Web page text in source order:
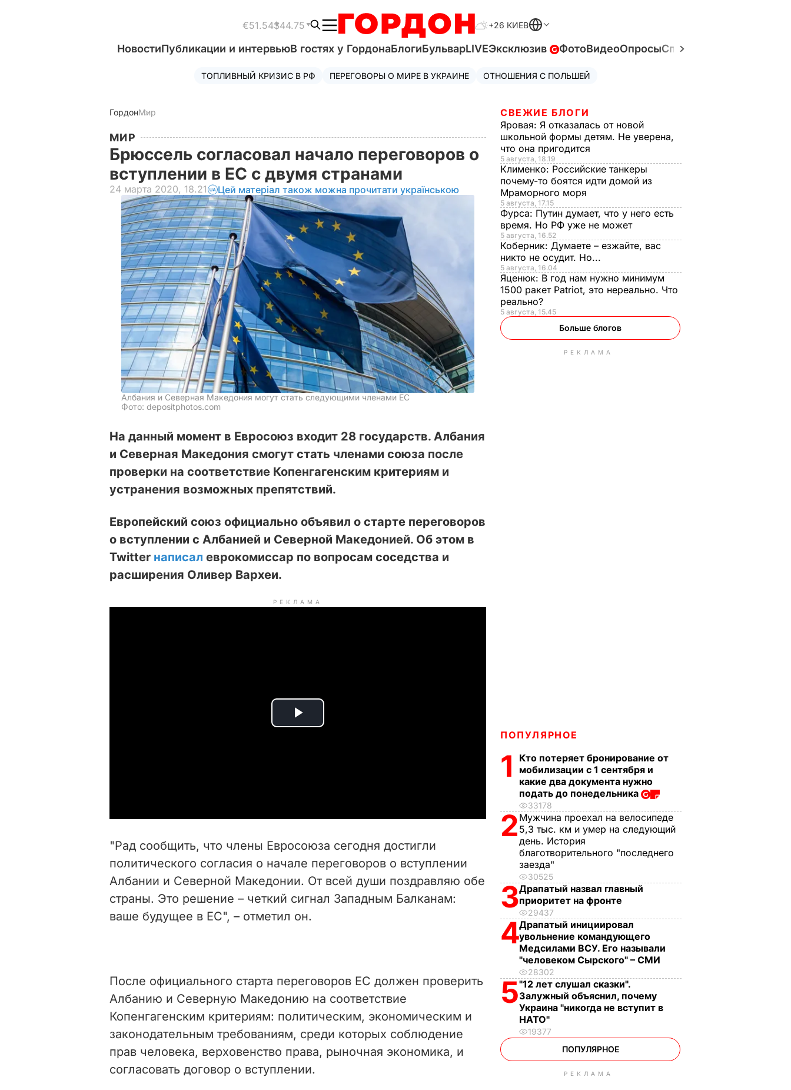
€51.54$44.75 +26 КИЕВ
НовостиПубликации и интервьюВ гостях у ГордонаБлогиБульварLIVEЭксклюзив ФотоВидеоОпросыСпецпроекты
ТОПЛИВНЫЙ КРИЗИС В РФ ПЕРЕГОВОРЫ О МИРЕ В УКРАИНЕ ОТНОШЕНИЯ С ПОЛЬШЕЙ
ГордонМир
МИР
Брюссель согласовал начало переговоров о
вступлении в ЕС с двумя странами
24 марта 2020, 18.21 Цей матеріал також можна прочитати українською
Албания и Северная Македония могут стать следующими членами ЕС
Фото: depositphotos.com
На данный момент в Евросоюз входит 28 государств. Албания
и Северная Македония смогут стать членами союза после
проверки на соответствие Копенгагенским критериям и
устранения возможных препятствий.
Европейский союз официально объявил о старте переговоров
о вступлении с Албанией и Северной Македонией. Об этом в
Twitter написал еврокомиссар по вопросам соседства и
расширения Оливер Вархеи.
РЕКЛАМА
P
i
d
e
"Рад сообщить, что члены Евросоюза сегодня достигли
политического согласия о начале переговоров о вступлении
Албании и Северной Македонии. От всей души поздравляю обе
страны. Это решение – четкий сигнал Западным Балканам:
ваше будущее в ЕС", – отметил он.
После официального старта переговоров ЕС должен проверить
Албанию и Северную Македонию на соответствие
Копенгагенским критериям: политическим, экономическим и
законодательным требованиям, среди которых соблюдение
прав человека, верховенство права, рыночная экономика, и
согласовать договор о вступлении.
СВЕЖИЕ БЛОГИ
Яровая: Я отказалась от новой
школьной формы детям. Не уверена,
что она пригодится
5 августа, 18.19
Клименко: Российские танкеры
почему-то боятся идти домой из
Мраморного моря
5 августа, 17.15
Фурса: Путин думает, что у него есть
время. Но РФ уже не может
5 августа, 16.52
Коберник: Думаете – езжайте, вас
никто не осудит. Но...
5 августа, 16.04
Яценюк: В год нам нужно минимум
1500 ракет Patriot, это нереально. Что
реально?
5 августа, 15.45
Больше блогов
РЕКЛАМА
ПОПУЛЯРНОЕ
1
Кто потеряет бронирование от
мобилизации с 1 сентября и
какие два документа нужно
подать до понедельника
33178
2 Мужчина проехал на велосипеде
5,3 тыс. км и умер на следующий
день. История
благотворительного "последнего
заезда"
30525
3Драпатый назвал главный
приоритет на фронте
29437
4Драпатый инициировал
увольнение командующего
Медсилами ВСУ. Его называли
"человеком Сырского" – СМИ
28302
5"12 лет слушал сказки".
Залужный объяснил, почему
Украина "никогда не вступит в
НАТО"
19377
ПОПУЛЯРНОЕ
РЕКЛАМА